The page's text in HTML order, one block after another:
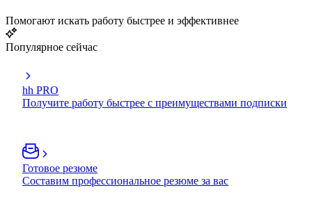
Помогают искать работу быстрее и эффективнее
Популярное сейчас
hh PRO
Получите работу быстрее с преимуществами подписки
Готовое резюме
Составим профессиональное резюме за вас